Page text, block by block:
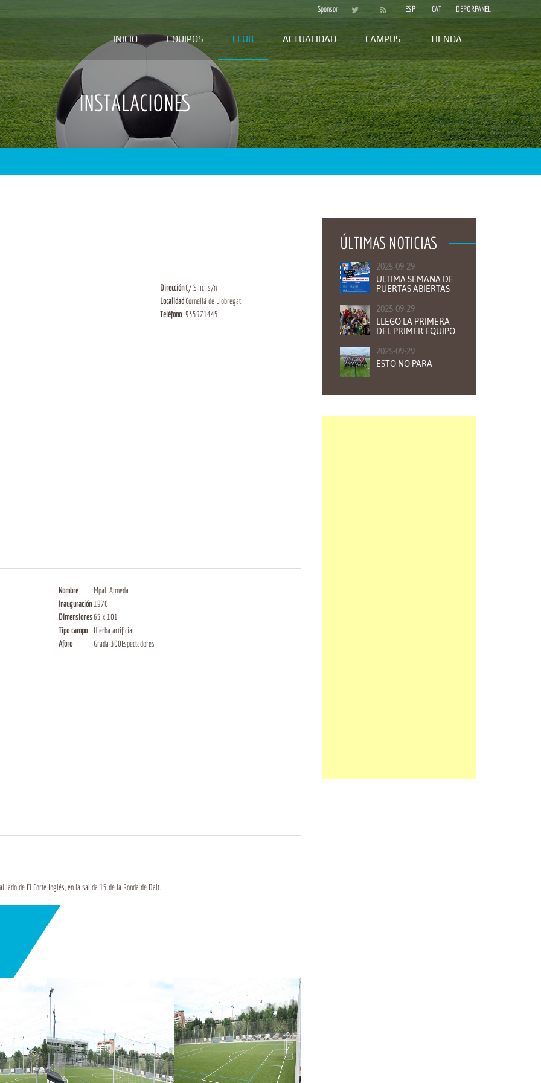
Sponsor ESP CAT DEPORPANEL
INICIO EQUIPOS CLUB ACTUALIDAD CAMPUS TIENDA
INSTALACIONES
Dirección C/ Silici s/n
Localidad Cornellá de Llobregat
Teléfono 935971445
Nombre
Mpal. Almeda
Inauguración 1970
Dimensiones65 x 101
Tipo campo
Hierba artificial
Aforo
Grada 300Espectadores
lado de El Corte Inglés, en la salida 15 de la Ronda de Dalt.
ÚLTIMAS NOTICIAS
2025-09-29
ULTIMA SEMANA DE
PUERTAS ABIERTAS
2025-09-29
LLEGO LA PRIMERA
DEL PRIMER EQUIPO
2025-09-29
ESTO NO PARA